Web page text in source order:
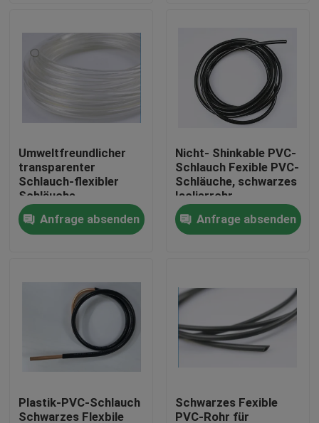
Produkte
Über uns
Fabrik-Ausflug
Qualitätskontrolle
Treten Sie mit uns in Verbindung
Fordern Sie ein Zitat
Flexibler PVC-Schläuche
durch Hitze schrumpfbares Rohr
Gewölbter flexible Schläuche
Umweltfreundlicher
transparenter
Schlauch-flexibler
Schläuche
Anfrage absenden
Nicht- Shinkable PVC-
Schlauch Fexible PVC-
Schläuche, schwarzes
Isolierrohr
Anfrage absenden
Plastik-PVC-Schlauch
Schwarzes Flexbile
Schwarzes Fexible
PVC-Rohr für